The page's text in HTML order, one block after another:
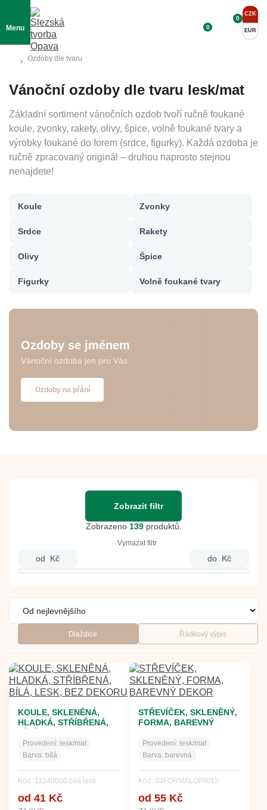
Menu 0
CZK
EUR
0
Ozdoby dle tvaru
Vánoční ozdoby dle tvaru lesk/mat
Základní sortiment vánočních ozdob tvoří ručně foukané
koule, zvonky, rakety, olivy, špice, volně foukané tvary a
výrobky foukané do forem (srdce, figurky). Každá ozdoba je
ručně zpracovaný originál – druhou naprosto stejnou
nenajdete!
Koule Zvonky
Srdce Rakety
Olivy Špice
Figurky Volně foukané tvary
Ozdoby se jménem
Vánoční ozdoba jen pro Vás
Ozdoby na přání
Zobrazit filtr
Zobrazeno 139produktů.
Vymazat filtr
od Kč do Kč
Dlaždice Řádkový výpis
KOULE, SKLENĚNÁ,
HLADKÁ, STŘÍBŘENÁ,
DEKORU
Provedení: lesk/mat
Barva: bílá
Kód: 11240000 bílá lesk
od 41 Kč
STŘEVÍČEK, SKLENĚNÝ,
FORMA, BAREVNÝ
Provedení: lesk/mat
Barva: barevná
Kód: 03FORMALOPR/12
od 55 Kč